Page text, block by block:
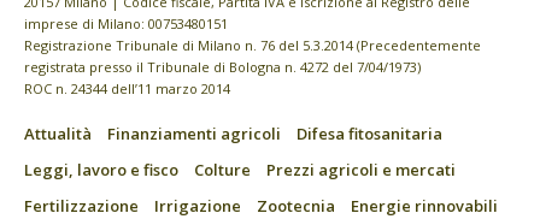
imprese di Milano: 00753480151
Registrazione Tribunale di Milano n. 76 del 5.3.2014 (Precedentemente
registrata presso il Tribunale di Bologna n. 4272 del 7/04/1973)
ROC n. 24344 dell’11 marzo 2014
Attualità Finanziamenti agricoli
Difesa fitosanitaria
Leggi, lavoro e fisco
Colture
Prezzi agricoli e mercati
Fertilizzazione
Irrigazione Zootecnia
Energie rinnovabili